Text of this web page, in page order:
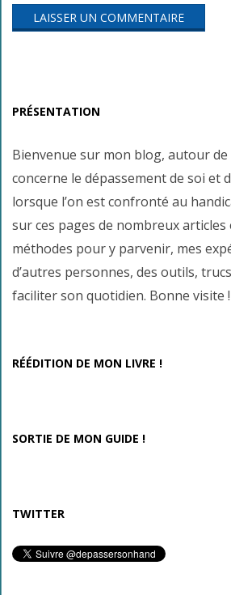
PRÉSENTATION
Bienvenue sur mon blog, autour
concerne le dépassement de soi et
lorsque l’on est confronté au
sur ces pages de nombreux articles
méthodes pour y parvenir, mes
d’autres personnes, des outils,
faciliter son quotidien. Bonne visite !
RÉÉDITION DE MON LIVRE !
SORTIE DE MON GUIDE !
TWITTER